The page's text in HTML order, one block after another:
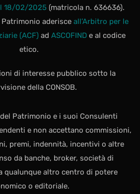
18/02/2025 (matricola n. 636636).
aderisce all’Arbitro per le
(ACF) ad ASCOFIND e al codice
etico.
di interesse pubblico sotto la
della CONSOB.
Patrimonio e i suoi Consulenti
e non accettano commissioni,
premi, indennità, incentivi o altre
da banche, broker, società di
qualunque altro centro di potere
o editoriale.